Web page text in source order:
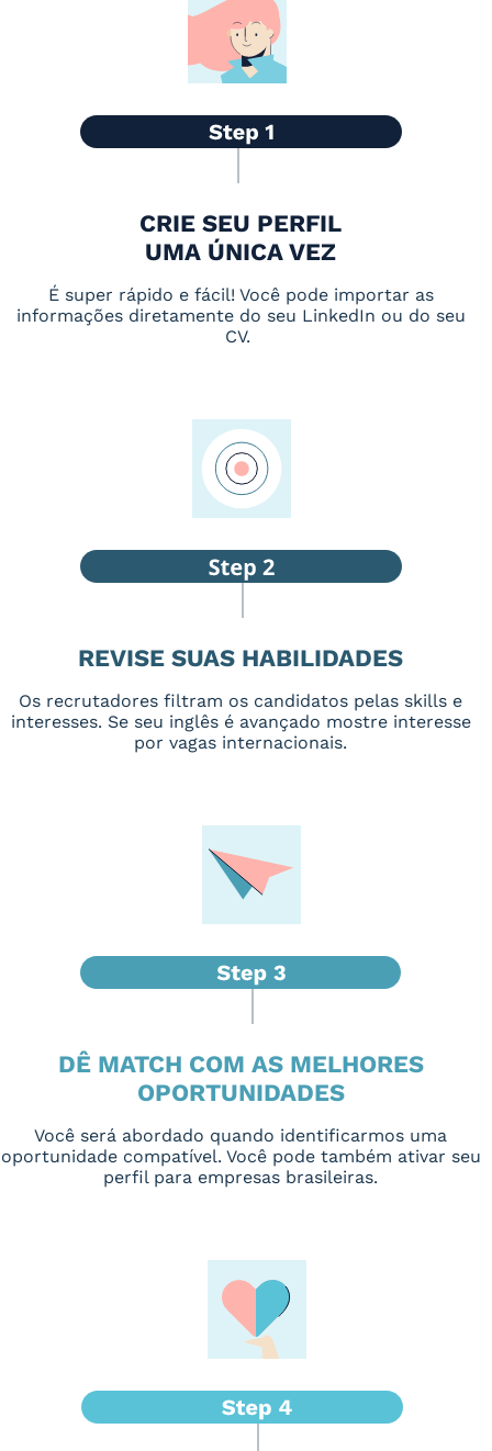
CRIE SEU PERFIL
UMA ÚNICA VEZ
É super rápido e fácil! Você pode importar as
informações diretamente do seu LinkedIn ou do seu
CV.
REVISE SUAS HABILIDADES
Os recrutadores filtram os candidatos pelas skills e
interesses. Se seu inglês é avançado mostre interesse
por vagas internacionais.
DÊ MATCH COM AS MELHORES
OPORTUNIDADES
Você será abordado quando identificarmos uma
oportunidade compatível. Você pode também ativar seu
perfil para empresas brasileiras.